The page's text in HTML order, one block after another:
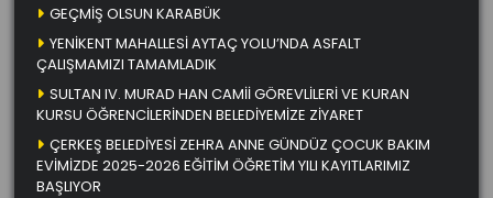
GEÇMİŞ OLSUN KARABÜK
YENİKENT MAHALLESİ AYTAÇ YOLU’NDA ASFALT
ÇALIŞMAMIZI TAMAMLADIK
SULTAN IV. MURAD HAN CAMİİ GÖREVLİLERİ VE KURAN
KURSU ÖĞRENCİLERİNDEN BELEDİYEMİZE ZİYARET
ÇERKEŞ BELEDİYESİ ZEHRA ANNE GÜNDÜZ ÇOCUK BAKIM
EVİMİZDE 2025-2026 EĞİTİM ÖĞRETİM YILI KAYITLARIMIZ
BAŞLIYOR